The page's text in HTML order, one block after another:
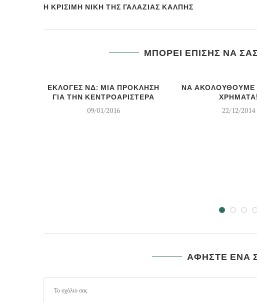
Η ΚΡΙΣΙΜΗ ΝΙΚΗ ΤΗΣ ΓΑΛΑΖΙΑΣ ΚΑΛΠΗΣ
ΜΠΟΡΕΙ ΕΠΙΣΗΣ ΝΑ
ΕΚΛΟΓΕΣ ΝΔ: ΜΙΑ ΠΡΟΚΛΗΣΗ
ΓΙΑ ΤΗΝ ΚΕΝΤΡΟΑΡΙΣΤΕΡΑ
09/01/2016
ΝΑ ΑΚΟΛΟΥΘΟΥΜΕ
ΧΡΗΜΑΤΑ!
22/12/2014
ΑΦΗΣΤΕ ΕΝΑ